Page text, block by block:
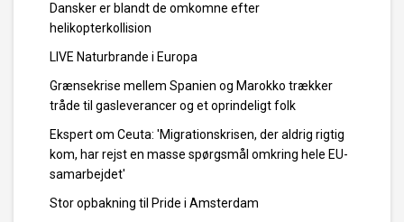
Dansker er blandt de omkomne efter
helikopterkollision
LIVE Naturbrande i Europa
Grænsekrise mellem Spanien og Marokko trækker
tråde til gasleverancer og et oprindeligt folk
Ekspert om Ceuta: 'Migrationskrisen, der aldrig rigtig
kom, har rejst en masse spørgsmål omkring hele EU-
samarbejdet'
Stor opbakning til Pride i Amsterdam